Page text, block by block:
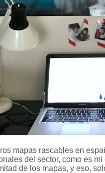
mapas rascables en
del sector, como es
de los mapas, y eso,